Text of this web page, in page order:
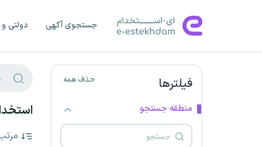
جستجوی آگهی دولتی
فیلترها حذف همه
منطقه جستجو